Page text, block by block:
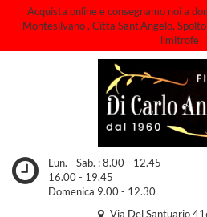
Acquista online e consegnamo noi a
Montesilvano , Citta Sant'Angelo,
limitrofe
Lun. - Sab. : 8.00 - 12.45
16.00 - 19.45
Domenica 9.00 - 12.30
Via Del Santuario